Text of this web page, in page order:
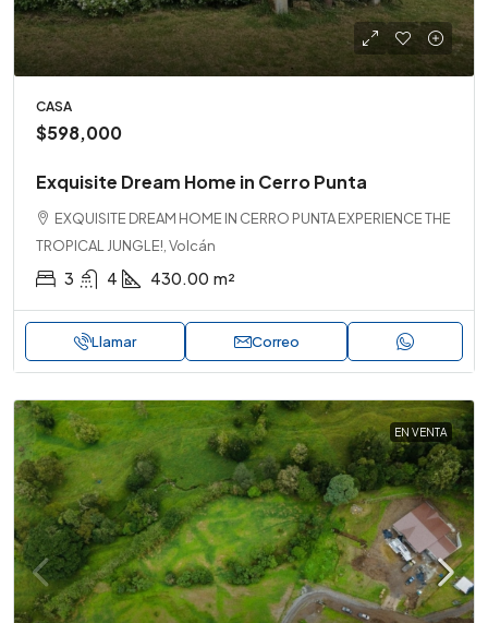
CASA
$598,000
Exquisite Dream Home in Cerro Punta
EXQUISITE DREAM HOME IN CERRO PUNTA EXPERIENCE THE
TROPICAL JUNGLE!, Volcán
3 4 430.00 m²
Llamar Correo
EN VENTA